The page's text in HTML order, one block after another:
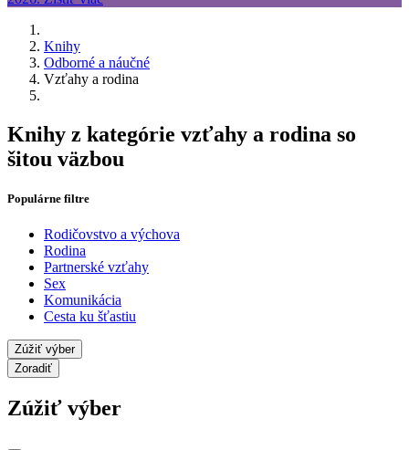
Knihy
Odborné a náučné
Vzťahy a rodina
Knihy z kategórie vzťahy a rodina so
šitou väzbou
Populárne filtre
Rodičovstvo a výchova
Rodina
Partnerské vzťahy
Sex
Komunikácia
Cesta ku šťastiu
Zúžiť výber
Zoradiť
Zúžiť výber